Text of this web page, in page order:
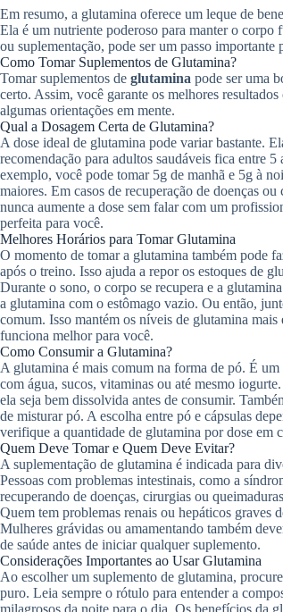
Em resumo, a glutamina oferece um leque de
Ela é um nutriente poderoso para manter o corpo
ou suplementação, pode ser um passo importante
Como Tomar Suplementos de Glutamina?
Tomar suplementos de glutamina pode ser uma
certo. Assim, você garante os melhores
algumas orientações em mente.
Qual a Dosagem Certa de Glutamina?
A dose ideal de glutamina pode variar bastante.
recomendação para adultos saudáveis fica entre
exemplo, você pode tomar 5g de manhã e 5g à
maiores. Em casos de recuperação de doenças
nunca aumente a dose sem falar com um
perfeita para você.
Melhores Horários para Tomar Glutamina
O momento de tomar a glutamina também pode
após o treino. Isso ajuda a repor os estoques de
Durante o sono, o corpo se recupera e a
a glutamina com o estômago vazio. Ou então,
comum. Isso mantém os níveis de glutamina
funciona melhor para você.
Como Consumir a Glutamina?
A glutamina é mais comum na forma de pó. É
com água, sucos, vitaminas ou até mesmo
ela seja bem dissolvida antes de consumir.
de misturar pó. A escolha entre pó e cápsulas
verifique a quantidade de glutamina por dose em
Quem Deve Tomar e Quem Deve Evitar?
A suplementação de glutamina é indicada para
Pessoas com problemas intestinais, como a
recuperando de doenças, cirurgias ou
Quem tem problemas renais ou hepáticos graves
Mulheres grávidas ou amamentando também
de saúde antes de iniciar qualquer suplemento.
Considerações Importantes ao Usar Glutamina
Ao escolher um suplemento de glutamina,
puro. Leia sempre o rótulo para entender a